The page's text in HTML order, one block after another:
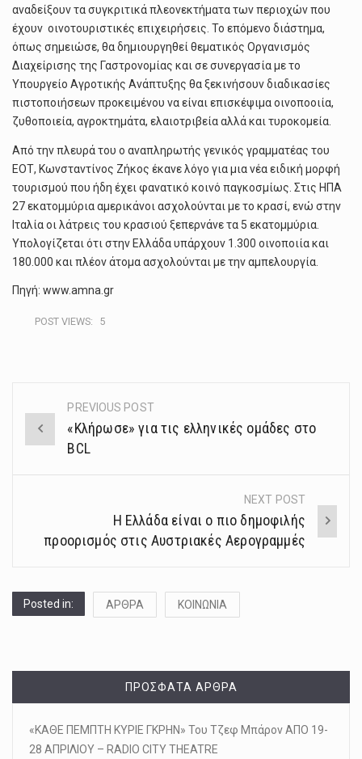
αναδείξουν τα συγκριτικά πλεονεκτήματα των περιοχών που
έχουν οινοτουριστικές επιχειρήσεις. Το επόμενο διάστημα,
όπως σημειώσε, θα δημιουργηθεί θεματικός Οργανισμός
Διαχείρισης της Γαστρονομίας και σε συνεργασία με το
Υπουργείο Αγροτικής Ανάπτυξης θα ξεκινήσουν διαδικασίες
πιστοποιήσεων προκειμένου να είναι επισκέψιμα οινοποοιία,
ζυθοποιεία, αγροκτημάτα, ελαιοτριβεία αλλά και τυροκομεία.
Από την πλευρά του ο αναπληρωτής γενικός γραμματέας του
ΕΟΤ, Κωνσταντίνος Ζήκος έκανε λόγο για μια νέα ειδική μορφή
τουρισμού που ήδη έχει φανατικό κοινό παγκοσμίως. Στις ΗΠΑ
27 εκατομμύρια αμερικάνοι ασχολούνται με το κρασί, ενώ στην
Ιταλία οι λάτρεις του κρασιού ξεπερνάνε τα 5 εκατομμύρια.
Υπολογίζεται ότι στην Ελλάδα υπάρχουν 1.300 οινοποιία και
180.000 και πλέον άτομα ασχολούνται με την αμπελουργία.
Πηγή: www.amna.gr
POST VIEWS: 5
Post
navigation
PREVIOUS POST
«Κλήρωσε» για τις ελληνικές ομάδες στο
BCL
NEXT POST
Η Ελλάδα είναι ο πιο δημοφιλής
προορισμός στις Αυστριακές Αερογραμμές
Posted in: ΑΡΘΡΑ ΚΟΙΝΩΝΙΑ
ΠΡΌΣΦΑΤΑ ΆΡΘΡΑ
«ΚΑΘΕ ΠΕΜΠΤΗ ΚΥΡΙΕ ΓΚΡΗΝ» Του Τζεφ Μπάρον ΑΠΟ 19-
28 ΑΠΡΙΛΙΟΥ – RADIO CITY THEATRE